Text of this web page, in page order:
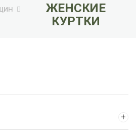
ЖЕНСКИЕ
КУРТКИ